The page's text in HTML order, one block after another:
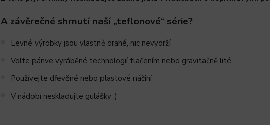
A závěrečné shrnutí naší „teflonové“ série?
Levné výrobky jsou vlastně drahé, nic nevydrží
Volte pánve vyráběné technologií tlačením nebo gravitačně lité
Používejte dřevěné nebo plastové náčiní
V nádobí neskladujte gulášky :)